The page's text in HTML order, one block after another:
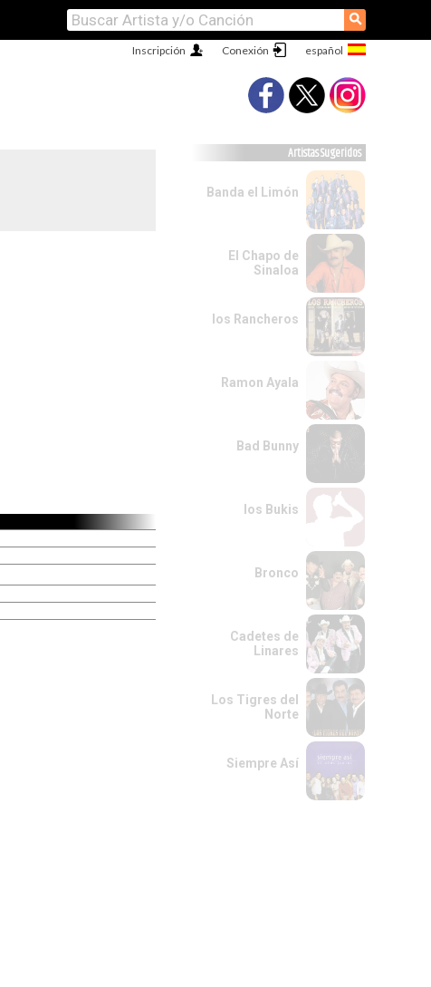
⚲
Conexión
Inscripción
Artistas Sugeridos
Banda el Limón
El Chapo de
Sinaloa
los Rancheros
Ramon Ayala
Bad Bunny
los Bukis
Bronco
Cadetes de
Linares
Los Tigres del
Norte
Siempre Así